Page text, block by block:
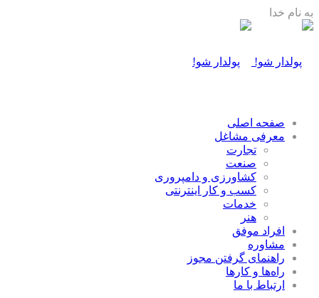
به نام خدا
صفحه اصلی
معرفی مشاغل
تجارت
صنعت
كشاورزی و دامپروری
كسب و كار اينترنتی
خدمات
هنر
افراد موفق
مشاوره
راهنمای گرفتن مجوز
راه‌ها و كارها
ارتباط با ما